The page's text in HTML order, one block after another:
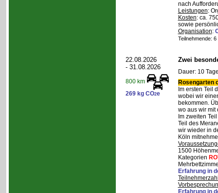
nach
Leistungen:
Kosten: ca.
sowie
Organisation:
Teilnehmende:
22.08.2026
- 31.08.2026
800 km
269 kg CO2e
Zwei
Dauer: 10
Rosengarten
Im ersten Teil
wobei wir
bekommen.
wo aus wir mit
Im zweiten
Teil des
wir wieder in
Köln
1500
Kategorien
Erfahrung in
Erfahrung in